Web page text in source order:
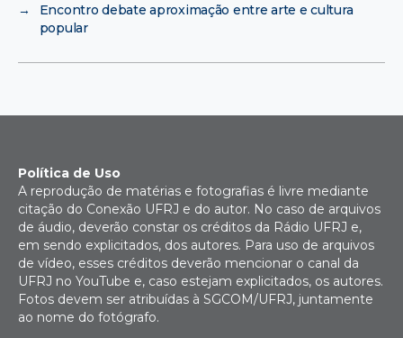
→
Encontro debate aproximação entre arte e cultura
popular
Política de Uso
A reprodução de matérias e fotografias é livre mediante
citação do Conexão UFRJ e do autor. No caso de arquivos
de áudio, deverão constar os créditos da Rádio UFRJ e,
em sendo explicitados, dos autores. Para uso de arquivos
de vídeo, esses créditos deverão mencionar o canal da
UFRJ no YouTube e, caso estejam explicitados, os autores.
Fotos devem ser atribuídas à SGCOM/UFRJ, juntamente
ao nome do fotógrafo.